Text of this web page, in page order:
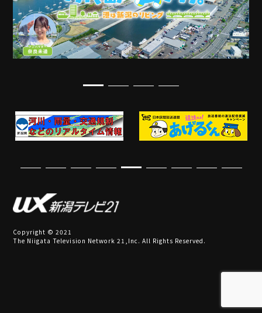
Copyright © 2021
The Niigata Television Network 21,Inc. All Rights Reserved.